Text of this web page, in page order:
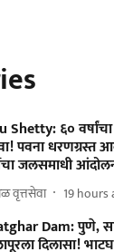
Shetty: ६०
पवना धरणग्रस्त
जलसमाधी
वृत्तसेवा 19 hours
Dam: पुणे,
दिलासा!